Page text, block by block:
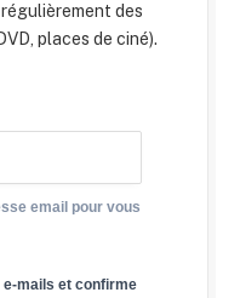
des
places de ciné).
email pour vous
mails et confirme